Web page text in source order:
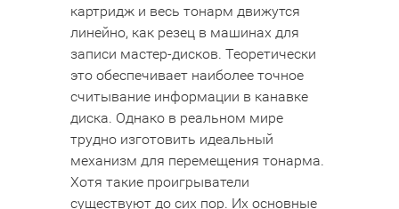
картридж и весь тонарм движутся
линейно, как резец в машинах для
записи мастер-дисков. Теоретически
это обеспечивает наиболее точное
считывание информации в канавке
диска. Однако в реальном мире
трудно изготовить идеальный
механизм для перемещения тонарма.
Хотя такие проигрыватели
существуют до сих пор. Их основные